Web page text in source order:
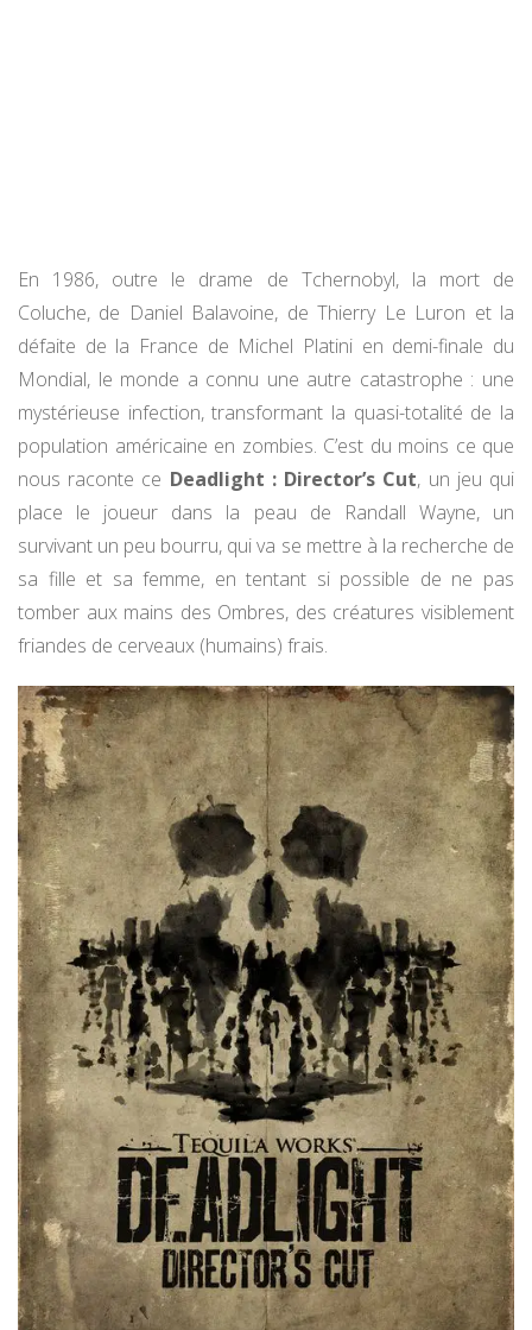
En 1986, outre le drame de Tchernobyl, la mort de
Coluche, de Daniel Balavoine, de Thierry Le Luron et la
défaite de la France de Michel Platini en demi-finale du
Mondial, le monde a connu une autre catastrophe : une
mystérieuse infection, transformant la quasi-totalité de la
population américaine en zombies. C’est du moins ce que
nous raconte ce Deadlight : Director’s Cut, un jeu qui
place le joueur dans la peau de Randall Wayne, un
survivant un peu bourru, qui va se mettre à la recherche de
sa fille et sa femme, en tentant si possible de ne pas
tomber aux mains des Ombres, des créatures visiblement
friandes de cerveaux (humains) frais.